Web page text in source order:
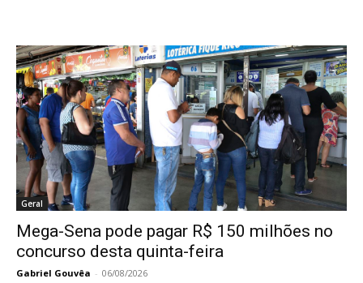
Geral
Mega-Sena pode pagar R$ 150 milhões no
concurso desta quinta-feira
Gabriel Gouvêa - 06/08/2026